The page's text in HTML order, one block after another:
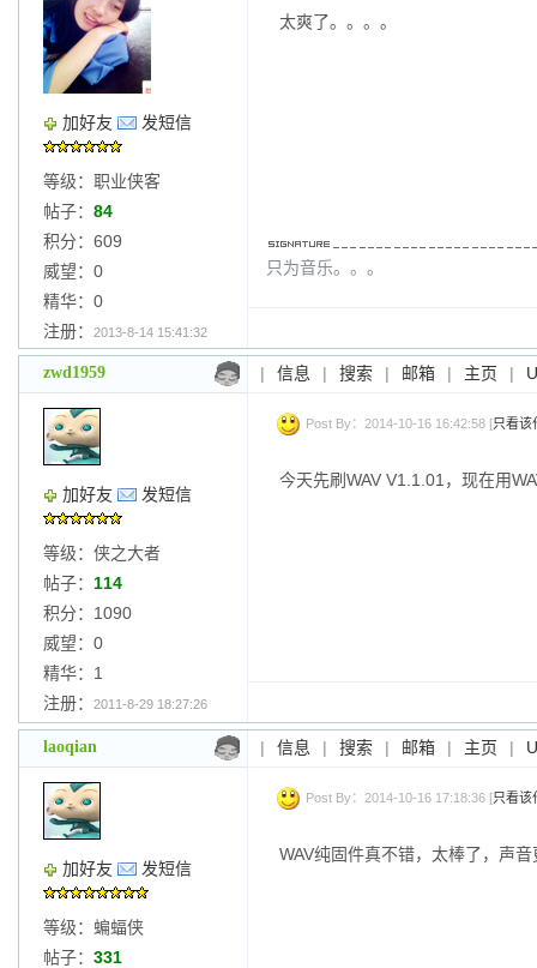
加好友 发短信
等级：职业侠客
帖子： 84
积分：609
威望：0
精华：0
注册：
2013-8-14 15:41:32
太爽了。。。。
只为音乐。。。
zwd1959 | 信息 | 搜索 | 邮箱 | 主页 |
加好友 发短信
等级：侠之大者
帖子： 114
积分：1090
威望：0
精华：1
注册：
2011-8-29 18:27:26
Post By：2014-10-16 16:42:58 [只看该
今天先刷WAV V1.1.01，现在用
laoqian | 信息 | 搜索 | 邮箱 | 主页 |
加好友 发短信
等级：蝙蝠侠
帖子： 331
Post By：2014-10-16 17:18:36 [只看该
WAV纯固件真不错，太棒了，声音